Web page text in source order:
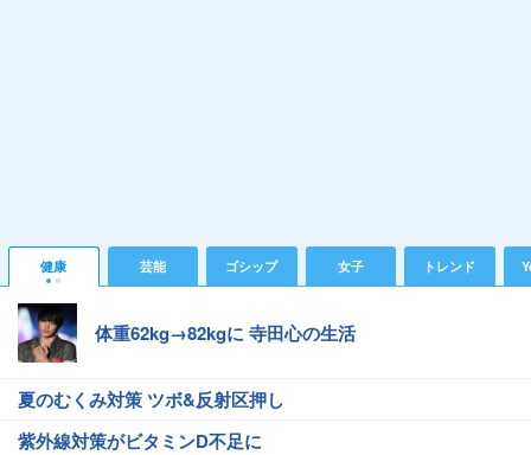
健康 芸能 ゴシップ 女子 トレンド
体重62kg→82kgに 寺田心の生活
夏のむくみ対策 ツボ&反射区押し
紫外線対策がビタミンD不足に